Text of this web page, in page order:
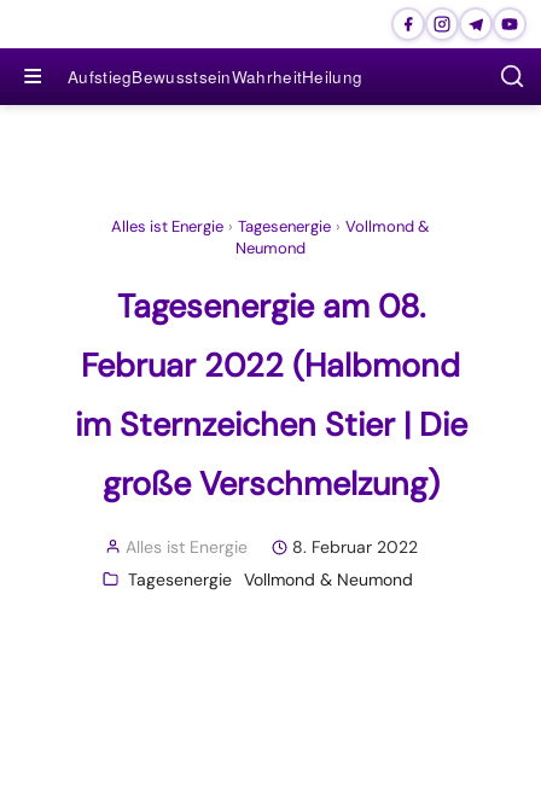
≡ AufstiegBewusstseinWahrheitHeilung
Alles ist Energie › Tagesenergie › Vollmond &
Neumond
Tagesenergie am 08.
Februar 2022 (Halbmond
im Sternzeichen Stier | Die
große Verschmelzung)
Alles ist Energie
8. Februar 2022
Tagesenergie Vollmond & Neumond